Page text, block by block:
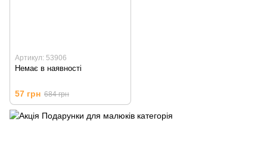
Артикул: 53906
Немає в наявності
57 грн 684 грн